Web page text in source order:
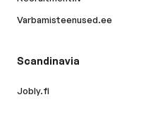
Varbamisteenused.ee
Scandinavia
Jobly.fi